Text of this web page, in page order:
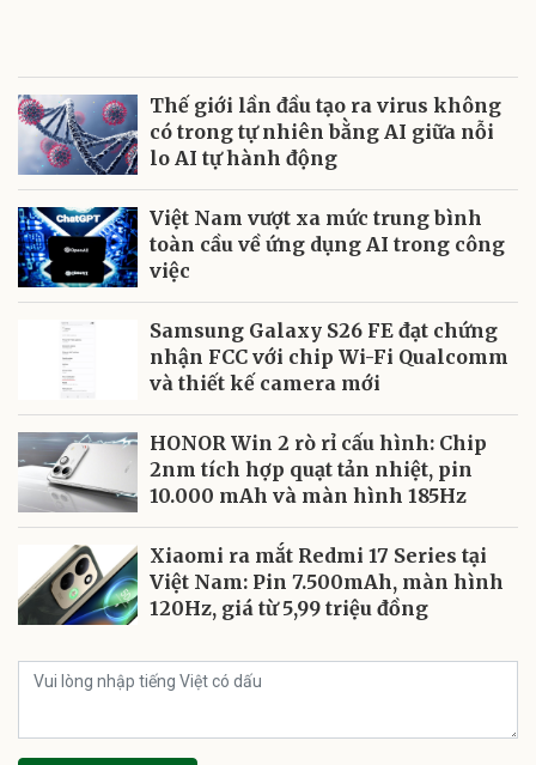
Thế giới lần đầu tạo ra virus không
có trong tự nhiên bằng AI giữa nỗi
lo AI tự hành động
Việt Nam vượt xa mức trung bình
toàn cầu về ứng dụng AI trong công
việc
Samsung Galaxy S26 FE đạt chứng
nhận FCC với chip Wi-Fi Qualcomm
và thiết kế camera mới
HONOR Win 2 rò rỉ cấu hình: Chip
2nm tích hợp quạt tản nhiệt, pin
10.000 mAh và màn hình 185Hz
Xiaomi ra mắt Redmi 17 Series tại
Việt Nam: Pin 7.500mAh, màn hình
120Hz, giá từ 5,99 triệu đồng